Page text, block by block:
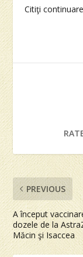
Citiţi
PREVIOUS
A început
dozele de la
Măcin şi Isaccea